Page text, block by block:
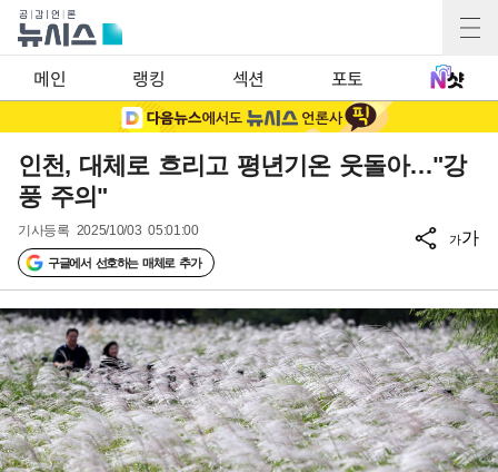
메인 랭킹 섹션 포토
인천, 대체로 흐리고 평년기온 웃돌아…"강
풍 주의"
기사등록 2025/10/03 05:01:00
구글에서 선호하는 매체로 추가
가가